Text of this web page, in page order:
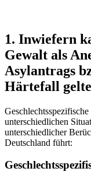
1. Inwiefern
Gewalt als
Asylantrags
Härtefall
unterschiedlichen
unterschiedlicher
Deutschland führt: